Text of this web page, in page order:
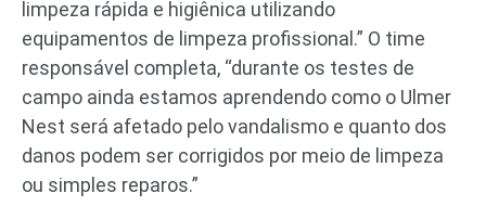
limpeza rápida e higiênica utilizando
equipamentos de limpeza profissional.” O time
responsável completa, “durante os testes de
campo ainda estamos aprendendo como o Ulmer
Nest será afetado pelo vandalismo e quanto dos
danos podem ser corrigidos por meio de limpeza
ou simples reparos.”